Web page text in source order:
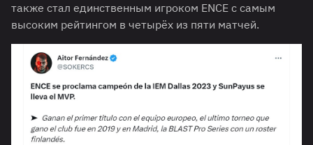
также стал единственным игроком ENCE с самым
высоким рейтингом в четырёх из пяти матчей.